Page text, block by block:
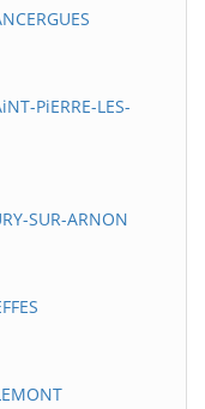
PiERRE-LES-
SUR-ARNON